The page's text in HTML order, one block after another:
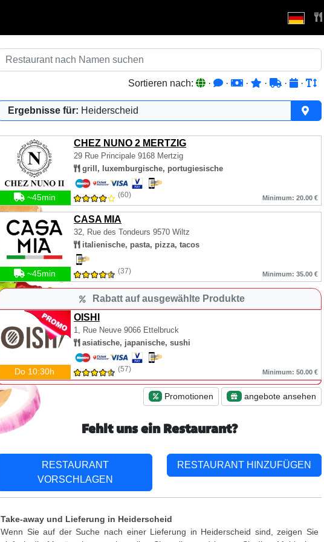
Sortieren nach: · · · · · ·
Ergebnisse für: Heiderscheid
CHEZ NUNO 2 MERTZIG
29 Rue Principale 9168 Mertzig
grill, luxemburgische, portugiesische
~45min (60) Minimum: 20.00 €
CASA MIA
32, Rue des Tondeurs 9570 Wiltz
italienische, pasta, pizza, tacos
~45min (37) Minimum: 35.00 €
Rabatt auf ausgewählte Produkte
OISHI
1, Rue Neuve 9066 Ettelbruck
asiatische, japanische, sushi
Do 10:30h (57) Minimum: 50.00 €
Promotionen angebote ansehen
Fehlt uns ein Restaurant?
RESTAURANT
VORSCHLAGEN
RESTAURANT HINZUFÜGEN
Take-away und Lieferung in Heiderscheid
Wenn Sie auf der Suche nach einer Lieferung in Heiderscheid sind, zeigen Sie